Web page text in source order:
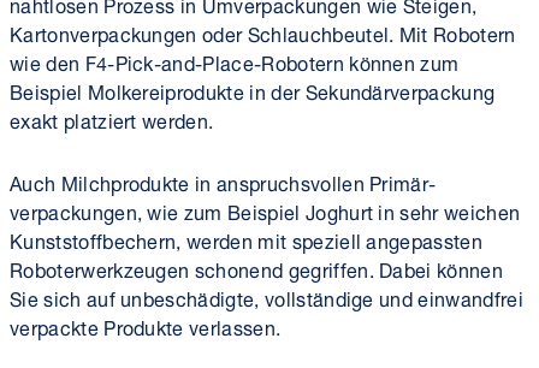
Karton­verpackungen oder Schlauch­beutel. Mit Robotern
wie den F4-Pick-and-Place-Robotern können zum
Beispiel Molkerei­produkte in der Sekundär­verpackung
exakt platziert werden.
Auch Milch­produkte in anspruchsvollen Primär­
verpackungen, wie zum Beispiel Joghurt in sehr weichen
Kunst­stoff­bechern, werden mit speziell angepassten
Roboter­werk­zeugen schonend gegriffen. Dabei können
Sie sich auf unbeschädigte, voll­ständige und einwand­frei
verpackte Produkte verlassen.